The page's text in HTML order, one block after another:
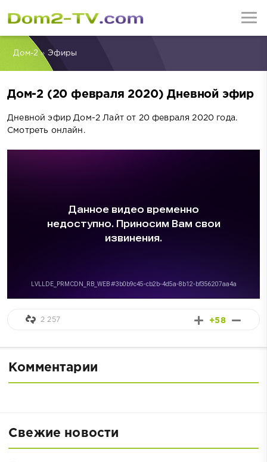
Дом-2» Эфиры
Дом-2 (20 февраля 2020) Дневной эфир
Дневной эфир Дом-2 Лайт от 20 февраля 2020 года.
Смотреть онлайн.
+58
2 257
Комментарии
Свежие новости